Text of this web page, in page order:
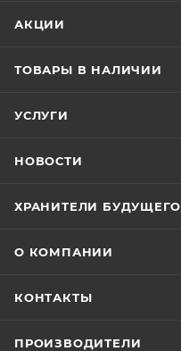
АКЦИИ
ТОВАРЫ В НАЛИЧИИ
УСЛУГИ
НОВОСТИ
ХРАНИТЕЛИ БУДУЩЕГО
О КОМПАНИИ
КОНТАКТЫ
ПРОИЗВОДИТЕЛИ